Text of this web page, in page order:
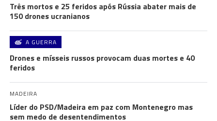
Três mortos e 25 feridos após Rússia abater mais de
150 drones ucranianos
A GUERRA
Drones e mísseis russos provocam duas mortes e 40
feridos
MADEIRA
Líder do PSD/Madeira em paz com Montenegro mas
sem medo de desentendimentos